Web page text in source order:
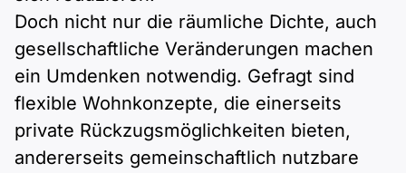
Doch nicht nur die räumliche Dichte, auch
gesellschaftliche Veränderungen machen
ein Umdenken notwendig. Gefragt sind
flexible Wohnkonzepte, die einerseits
private Rückzugsmöglichkeiten bieten,
andererseits gemeinschaftlich nutzbare